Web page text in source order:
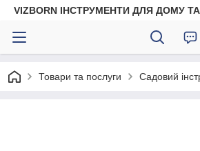
VIZBORN ІНСТРУМЕНТИ ДЛЯ ДОМУ
Товари та послуги Садовий